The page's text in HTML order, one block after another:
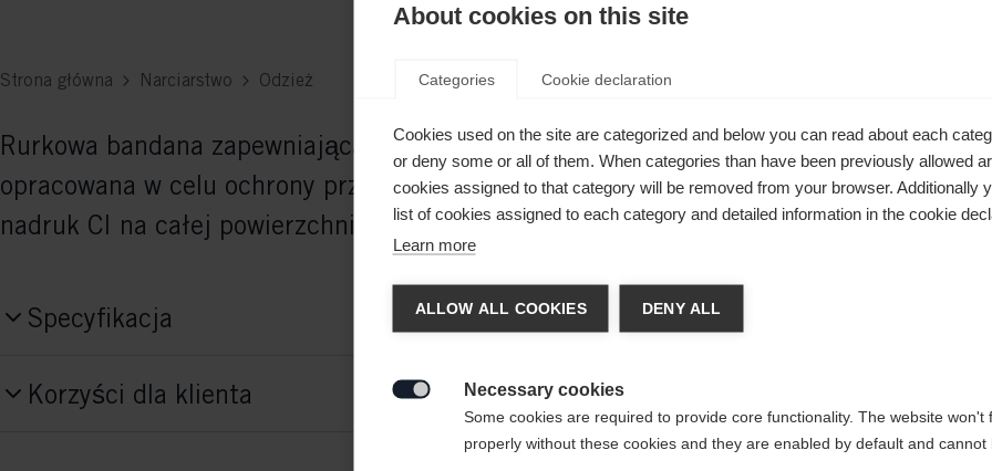
Strona główna Narciarstwo Odzież
Rurkowa bandana zapewniająca wygodę i styl. Została
opracowana w celu ochrony przed wiatrem i posiada
nadruk CI na całej powierzchni.
Specyfikacja
G36223
Korzyści dla klienta
Zmień język
sklepuUnited States (English)
Tak, chciałbym zostać przekierowany
About cookies on this site
Categories Cookie declaration
Cookies used on the site are categorized and below you can read about each
or deny some or all of them. When categories than have been previously allowed
cookies assigned to that category will be removed from your browser. Additionally
list of cookies assigned to each category and detailed information in the cookie
Learn more
ALLOW ALL COOKIES DENY ALL
Necessary cookies
Some cookies are required to provide core functionality. The website won't
properly without these cookies and they are enabled by default and cannot